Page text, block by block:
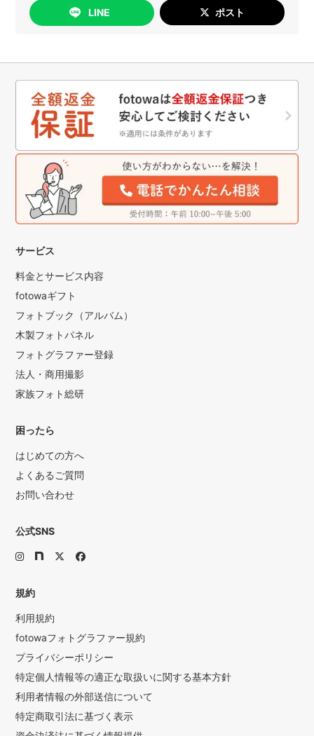
LINE ポスト
サービス
料金とサービス内容
fotowaギフト
フォトブック（アルバム）
木製フォトパネル
フォトグラファー登録
法人・商用撮影
家族フォト総研
困ったら
はじめての方へ
よくあるご質問
お問い合わせ
公式SNS
規約
利用規約
fotowaフォトグラファー規約
プライバシーポリシー
特定個人情報等の適正な取扱いに関する基本方針
利用者情報の外部送信について
特定商取引法に基づく表示